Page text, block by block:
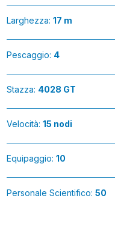
Larghezza: 17 m
Pescaggio: 4
Stazza: 4028 GT
Velocità: 15 nodi
Equipaggio: 10
Personale Scientifico: 50